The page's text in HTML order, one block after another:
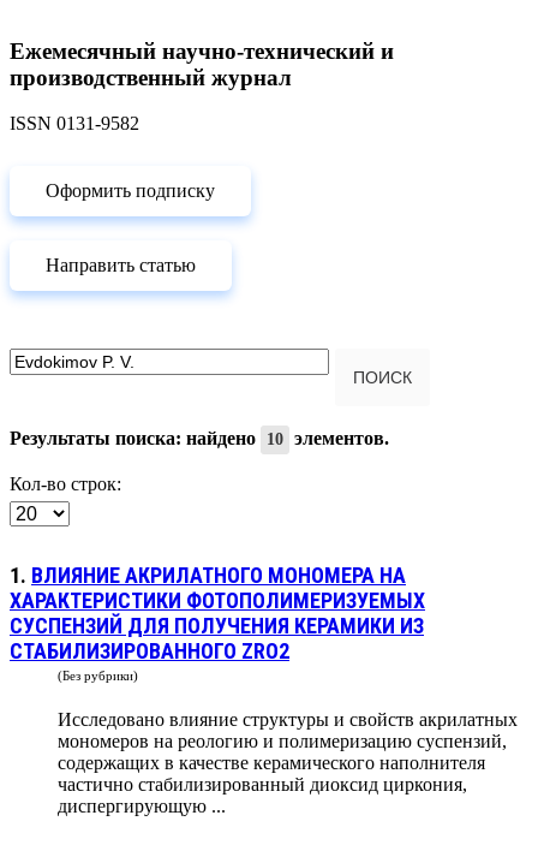
Ежемесячный научно-технический и
производственный журнал
ISSN 0131-9582
Оформить подписку
Направить статью
Введите текст для поиска...
ПОИСК
Результаты поиска: найдено 10 элементов.
Кол-во строк:
1. ВЛИЯНИЕ АКРИЛАТНОГО МОНОМЕРА НА
ХАРАКТЕРИСТИКИ ФОТОПОЛИМЕРИЗУЕМЫХ
СУСПЕНЗИЙ ДЛЯ ПОЛУЧЕНИЯ КЕРАМИКИ ИЗ
СТАБИЛИЗИРОВАННОГО ZRO2
(Без рубрики)
Исследовано влияние структуры и свойств акрилатных
мономеров на реологию и полимеризацию суспензий,
содержащих в качестве керамического наполнителя
частично стабилизированный диоксид циркония,
диспергирующую ...